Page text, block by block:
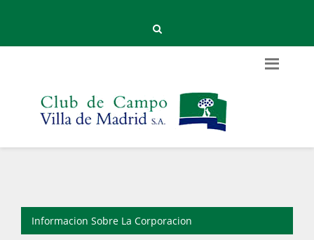
Informacion Sobre La Corporacion